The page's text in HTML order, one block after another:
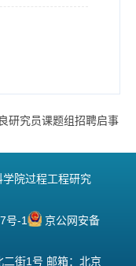
研究员课题组招聘启事
院过程工程研究
号-1
京公网安备
街1号 邮箱：北京